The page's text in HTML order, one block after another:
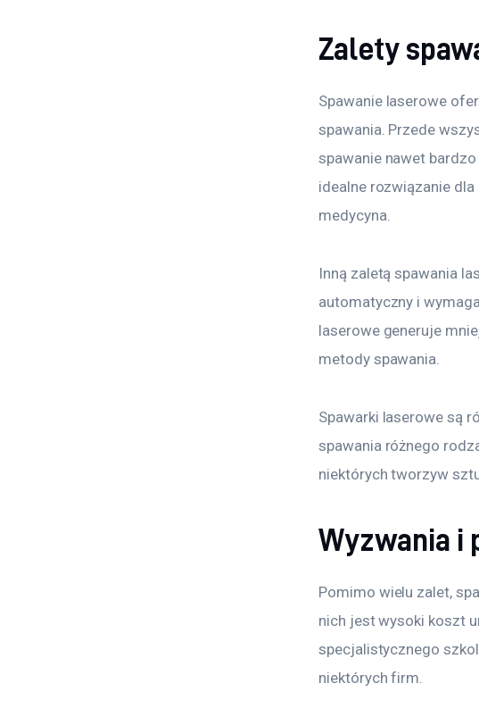
Zalety
Spawanie laserowe
spawania. Przede
spawanie nawet
idealne rozwiązanie
medycyna.
Inną zaletą spawania
automatyczny i
laserowe generuje
metody spawania.
Spawarki laserowe są
spawania różnego
niektórych tworzyw
Wyzwania i
Pomimo wielu zalet,
nich jest wysoki koszt
specjalistycznego
niektórych firm.